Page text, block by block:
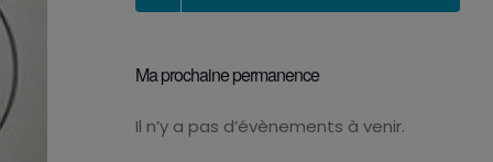
Ma prochaine permanence
Notice
Il n’y a pas d’évènements à venir.